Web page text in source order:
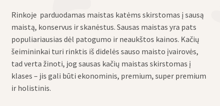
Rinkoje parduodamas maistas katėms skirstomas į sausą
maistą, konservus ir skanėstus. Sausas maistas yra pats
populiariausias dėl patogumo ir neaukštos kainos. Kačių
šeimininkai turi rinktis iš didelės sauso maisto įvairovės,
tad verta žinoti, jog sausas kačių maistas skirstomas į
klases – jis gali būti ekonominis, premium, super premium
ir holistinis.